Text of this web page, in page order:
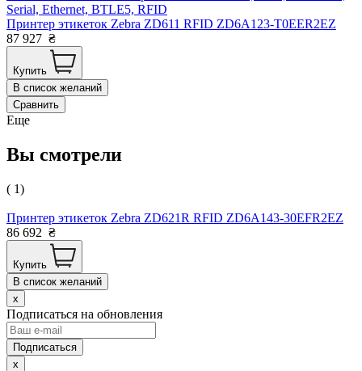
Serial, Ethernet, BTLE5, RFID
Принтер этикеток Zebra ZD611 RFID ZD6A123-T0EER2EZ
87 927 ₴
Купить
В список желаний
Сравнить
Еще
Вы смотрели
( 1)
Принтер этикеток Zebra ZD621R RFID ZD6A143-30EFR2EZ
86 692 ₴
Купить
В список желаний
x
Подписаться на обновления
x